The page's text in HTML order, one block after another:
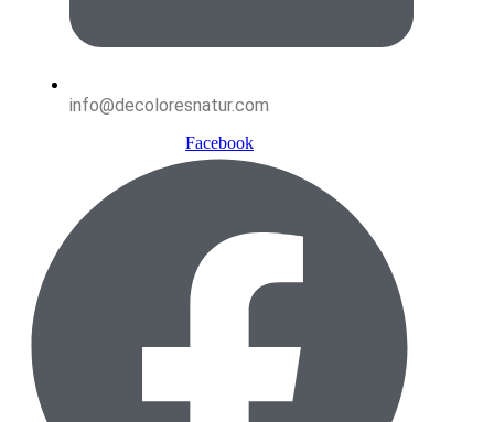
info@decoloresnatur.com
Facebook